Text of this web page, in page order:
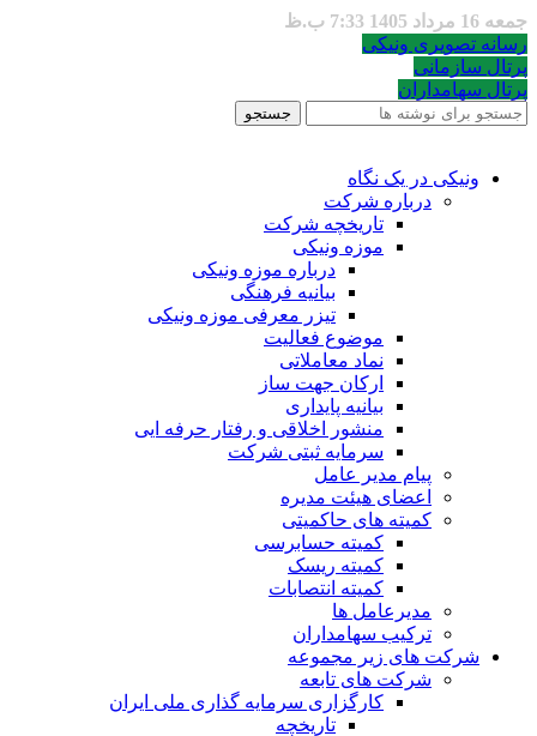
جمعه 16 مرداد 1405 7:33 ب.ظ
رسانه تصویری ونیکی
پرتال سازمانی
پرتال سهامداران
جستجو
ونیکی در یک نگاه
درباره شرکت
تاریخچه شرکت
موزه ونیکی
درباره موزه ونیکی
بیانیه فرهنگی
تیزر معرفی موزه ونیکی
موضوع فعالیت
نماد معاملاتی
ارکان جهت ساز
بیانیه پایداری
منشور اخلاقی و رفتار حرفه ایی
سرمایه ثبتی شرکت
پیام مدیر عامل
اعضای هیئت مدیره
کمیته های حاکمیتی
کمیته حسابرسی
کمیته ریسک
کمیته انتصابات
مدیرعامل ها
ترکیب سهامداران
شرکت های زیر مجموعه
شرکت های تابعه
کارگزاری سرمایه گذاری ملی ایران
تاریخچه